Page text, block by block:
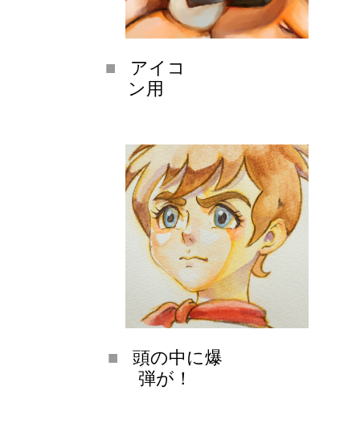
アイコ
ン用
頭の中に爆
弾が！